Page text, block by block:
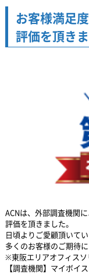
お客様満足
評価を頂き
ACNは、外部調査機関
評価を頂きました。
日頃よりご愛顧頂いて
多くのお客様のご期待
※東阪エリアオフィス
【調査機関】マイボイ